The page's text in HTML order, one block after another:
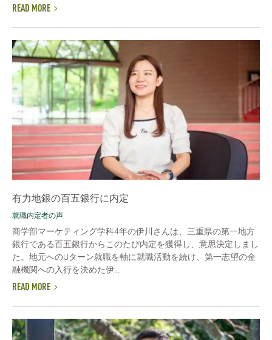
READ MORE
有力地銀の百五銀行に内定
就職内定者の声
商学部マーケティング学科4年の伊川さんは、三重県の第一地方
銀行である百五銀行からこのたび内定を獲得し、意思決定しまし
た。地元へのUターン就職を軸に就職活動を続け、第一志望の金
融機関への入行を決めた伊...
READ MORE